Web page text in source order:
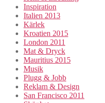
Inspiration
Italien 2013
Kärlek
Kroatien 2015
London 2011
Mat & Dryck
Mauritius 2015
Musik
Plugg & Jobb
Reklam & Design
San Francisco 2011